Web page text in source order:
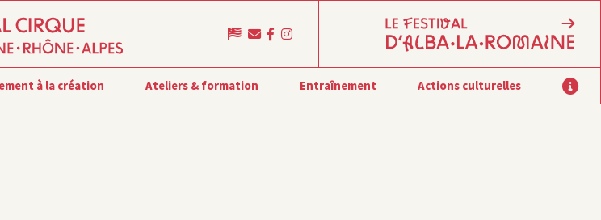
à la création Ateliers & formation Entraînement Actions culturelles